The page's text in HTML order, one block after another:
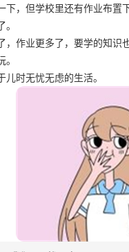
下，但学校里还有作业布
。
作业更多了，要学的知识
。
时无忧无虑的生活。